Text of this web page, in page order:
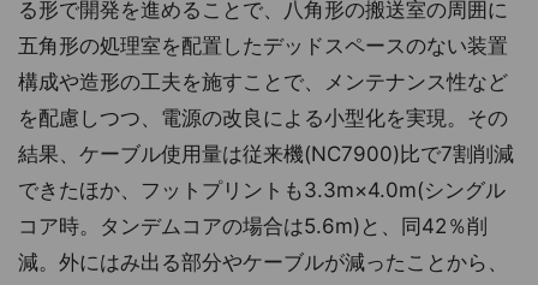
る形で開発を進めることで、八角形の搬送室の周囲に
五角形の処理室を配置したデッドスペースのない装置
構成や造形の工夫を施すことで、メンテナンス性など
を配慮しつつ、電源の改良による小型化を実現。その
結果、ケーブル使用量は従来機(NC7900)比で7割削減
できたほか、フットプリントも3.3m×4.0m(シングル
コア時。タンデムコアの場合は5.6m)と、同42％削
減。外にはみ出る部分やケーブルが減ったことから、